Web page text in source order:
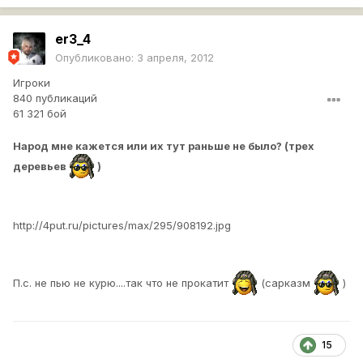
er3_4
Опубликовано: 3 апреля, 2012
Игроки
840 публикаций
61 321 бой
Народ мне кажется или их тут раньше не было? (трех
деревьев
)
http://4put.ru/pictures/max/295/908192.jpg
П.с. не пью не курю....так что не прокатит (сарказм )
15